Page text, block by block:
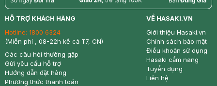
return nowfree price
HỖ TRỢ KHÁCH HÀNG
Hotline: 1800 6324
(Miễn phí , 08-22h kể cả T7, CN)
Các câu hỏi thường gặp
Gửi yêu cầu hỗ trợ
Hướng dẫn đặt hàng
Phương thức thanh toán
VỀ HASAKI.VN
Giới thiệu Hasaki.vn
Chính sách bảo mật
Điều khoản sử dụng
Hasaki cẩm nang
Tuyển dụng
Liên hệ